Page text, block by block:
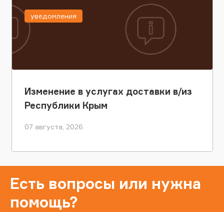
Изменение в услугах доставки в/из
Республики Крым
07 августа, 2026
уведомления
Есть вопросы или нужна
помощь?